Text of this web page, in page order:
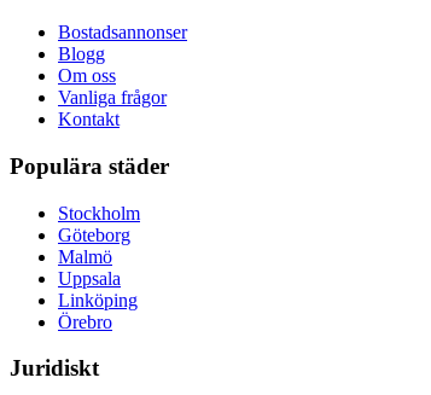
Bostadsannonser
Blogg
Om oss
Vanliga frågor
Kontakt
Populära städer
Stockholm
Göteborg
Malmö
Uppsala
Linköping
Örebro
Juridiskt